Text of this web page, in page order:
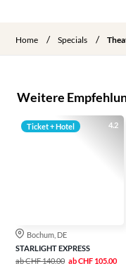
Home / Specials /
Weitere
4.2
Ticket + Hotel
Bochum, DE
STARLIGHT EXPRESS
abCHF 140.00 abCHF 105.00